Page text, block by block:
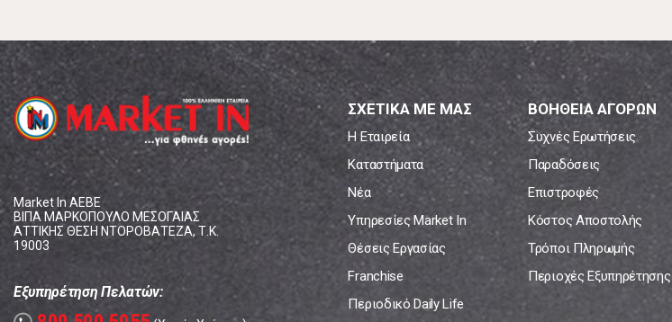
Market In ΑΕΒΕ
ΒΙΠΑ ΜΑΡΚΟΠΟΥΛΟ ΜΕΣΟΓΑΙΑΣ
ΑΤΤΙΚΗΣ ΘΕΣΗ ΝΤΟΡΟΒΑΤΕΖΑ, Τ.Κ.
19003
Εξυπηρέτηση Πελατών:
ΣΧΕΤΙΚΑ ΜΕ ΜΑΣ
Η Εταιρεία
Καταστήματα
Νέα
Υπηρεσίες Market In
Θέσεις Εργασίας
Franchise
Περιοδικό Daily Life
ΒΟΗΘΕΙΑ ΑΓΟΡΩΝ
Συχνές Ερωτήσεις
Παραδόσεις
Επιστροφές
Κόστος Αποστολής
Τρόποι Πληρωμής
Περιοχές Εξυπηρέτησης